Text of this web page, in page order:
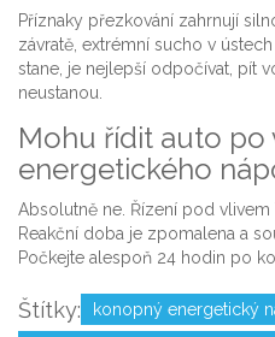
Příznaky přezkování zahrnují
závratě, extrémní sucho v
stane, je nejlepší odpočívat, pít
neustanou.
Mohu řídit auto
energetického
Absolutně ne. Řízení pod
Reakční doba je zpomalena a
Počkejte alespoň 24 hodin po
Štítky: konopný energetický